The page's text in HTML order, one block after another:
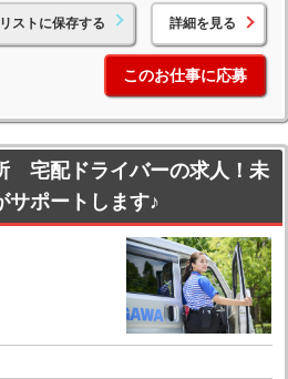
ストに保存する 詳細を見る
このお仕事に応募
宅配ドライバーの求人！未
サポートします♪